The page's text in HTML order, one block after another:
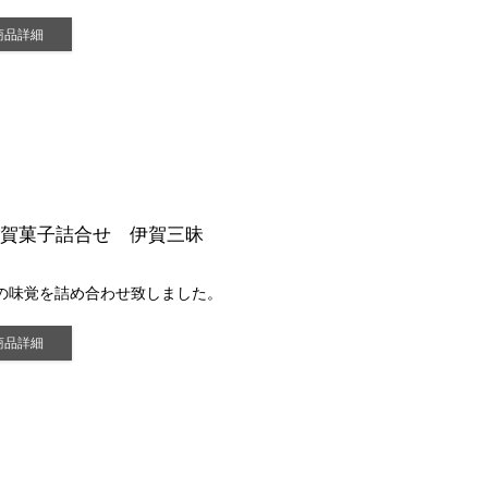
品詳細
菓子詰合せ 伊賀三昧
味覚を詰め合わせ致しました。
品詳細